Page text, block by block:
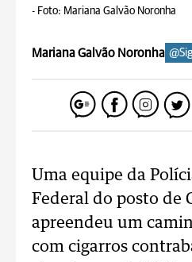
- Foto: Mariana Galvão Noronha
Mariana Galvão Noronha
Uma equipe da
Federal do posto de
apreendeu um
com cigarros